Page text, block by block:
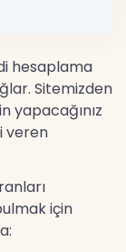
hesaplama
Sitemizden
yapacağınız
veren
için